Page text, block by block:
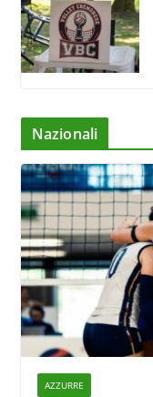
Nazionali
AZZURRE